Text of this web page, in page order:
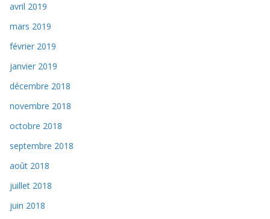
avril 2019
mars 2019
février 2019
janvier 2019
décembre 2018
novembre 2018
octobre 2018
septembre 2018
août 2018
juillet 2018
juin 2018